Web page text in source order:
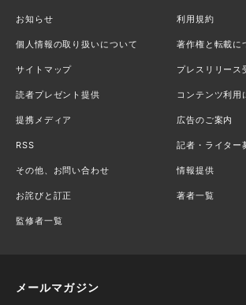
お知らせ 利用規約
個人情報の取り扱いについて 著作権と転載に
サイトマップ プレスリリース
読者プレゼント提供 コンテンツ利用
提携メディア 広告のご案内
RSS 記者・ライター
その他、お問い合わせ 情報提供
お詫びと訂正 著者一覧
監修者一覧
メールマガジン